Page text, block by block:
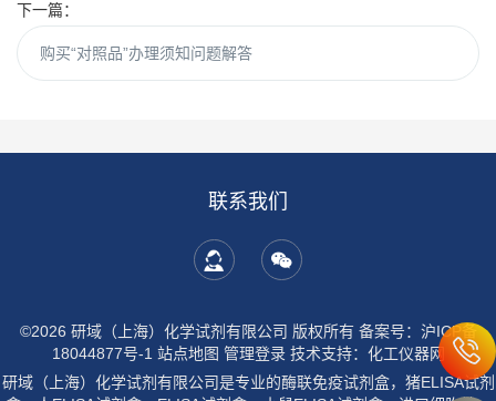
下一篇：
购买“对照品”办理须知问题解答
联系我们
©2026 研域（上海）化学试剂有限公司 版权所有 备案号：沪ICP备
18044877号-1 站点地图 管理登录技术支持： 化工仪器网
研域（上海）化学试剂有限公司是专业的酶联免疫试剂盒，猪ELISA试剂